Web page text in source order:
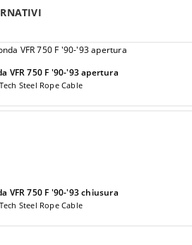
VFR 750 F '90-'93 apertura
Steel Rope Cable
VFR 750 F '90-'93 chiusura
Steel Rope Cable